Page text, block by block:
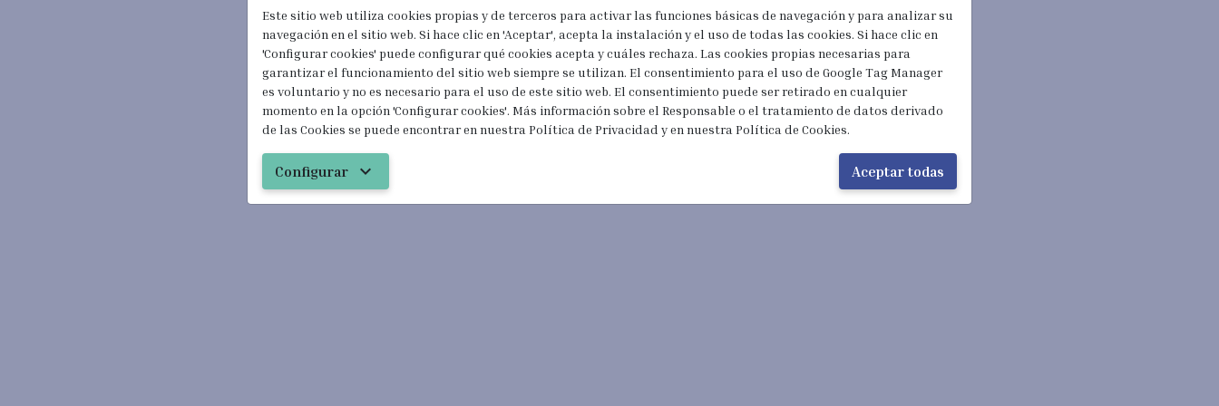
Este sitio web utiliza cookies propias y de terceros para activar las funciones básicas de navegación y para analizar su
navegación en el sitio web. Si hace clic en 'Aceptar', acepta la instalación y el uso de todas las cookies. Si hace clic en
'Configurar cookies' puede configurar qué cookies acepta y cuáles rechaza. Las cookies propias necesarias para
garantizar el funcionamiento del sitio web siempre se utilizan. El consentimiento para el uso de Google Tag Manager
es voluntario y no es necesario para el uso de este sitio web. El consentimiento puede ser retirado en cualquier
momento en la opción 'Configurar cookies'. Más información sobre el Responsable o el tratamiento de datos derivado
de las Cookies se puede encontrar en nuestra Política de Privacidad y en nuestra Política de Cookies.
Configurar expand_more Aceptar todas